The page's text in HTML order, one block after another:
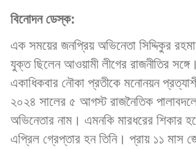
বিনোদন ডেস্ক:
এক সময়ের জনপ্রিয় অভিনেতা সিদ্দিকুর
যুক্ত ছিলেন আওয়ামী লীগের রাজনীতির
একাধিকবার নৌকা প্রতীকে মনোনয়ন
২০২৪ সালের ৫ আগস্ট রাজনৈতিক
অভিনেতার নাম। এমনকি মারধরের শিকার
এপ্রিল গ্রেপ্তার হন তিনি। প্রায় ১১ মাস